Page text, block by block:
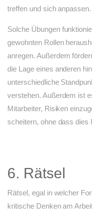
treffen und sich anpassen.
Solche Übungen
gewohnten Rollen
anregen. Außerdem
die Lage eines anderen
unterschiedliche
verstehen. Außerdem ist
Mitarbeiter, Risiken
scheitern, ohne dass dies
6. Rätsel
Rätsel, egal in welcher
kritische Denken am